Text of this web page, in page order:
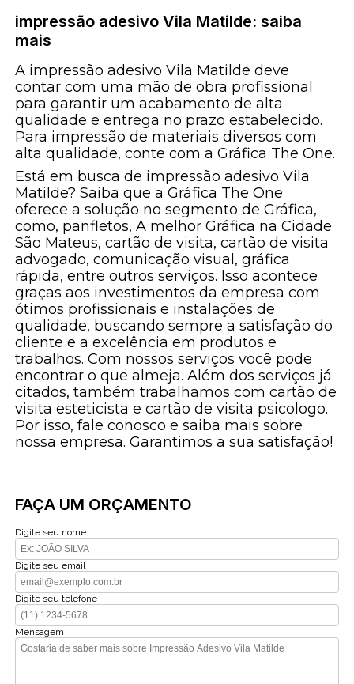
impressão adesivo Vila Matilde: saiba
mais
A impressão adesivo Vila Matilde deve
contar com uma mão de obra profissional
para garantir um acabamento de alta
qualidade e entrega no prazo estabelecido.
Para impressão de materiais diversos com
alta qualidade, conte com a Gráfica The One.
Está em busca de impressão adesivo Vila
Matilde? Saiba que a Gráfica The One
oferece a solução no segmento de Gráfica,
como, panfletos, A melhor Gráfica na Cidade
São Mateus, cartão de visita, cartão de visita
advogado, comunicação visual, gráfica
rápida, entre outros serviços. Isso acontece
graças aos investimentos da empresa com
ótimos profissionais e instalações de
qualidade, buscando sempre a satisfação do
cliente e a excelência em produtos e
trabalhos. Com nossos serviços você pode
encontrar o que almeja. Além dos serviços já
citados, também trabalhamos com cartão de
visita esteticista e cartão de visita psicologo.
Por isso, fale conosco e saiba mais sobre
nossa empresa. Garantimos a sua satisfação!
FAÇA UM ORÇAMENTO
Digite seu nome
Digite seu email
Digite seu telefone
Mensagem